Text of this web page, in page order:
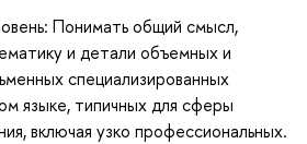
Понимать общий смысл,
и детали объемных и
специализированных
языке, типичных для сферы
включая узко профессиональных.